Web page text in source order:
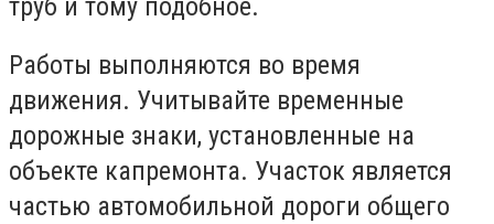
труб и тому подобное.
Работы выполняются во время
движения. Учитывайте временные
дорожные знаки, установленные на
объекте капремонта. Участок является
частью автомобильной дороги общего